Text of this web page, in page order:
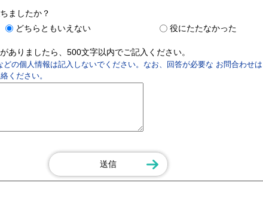
ましたか？
どちらともいえない 役にたたなかった
ありましたら、500文字以内でご記入ください。
どの個人情報は記入しないでください。なお、回答が必要な お問合わせ
ください。